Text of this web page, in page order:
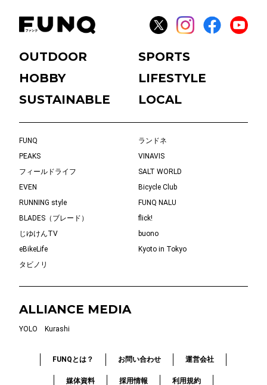
OUTDOOR
SPORTS
HOBBY
LIFESTYLE
SUSTAINABLE
LOCAL
FUNQ
ランドネ
PEAKS
VINAVIS
フィールドライフ
SALT WORLD
EVEN
Bicycle Club
RUNNING style
FUNQ NALU
BLADES（ブレード）
flick!
じゆけんTV
buono
eBikeLife
Kyoto in Tokyo
タビノリ
ALLIANCE MEDIA
YOLO Kurashi
FUNQとは？ お問い合わせ 運営会社
媒体資料 採用情報 利用規約